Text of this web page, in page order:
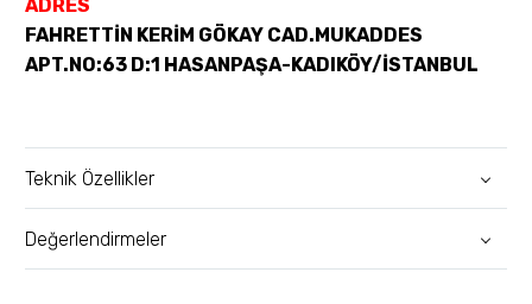
ADRES
FAHRETTİN KERİM GÖKAY CAD.MUKADDES
APT.NO:63 D:1 HASANPAŞA-KADIKÖY/İSTANBUL
Teknik Özellikler
Değerlendirmeler